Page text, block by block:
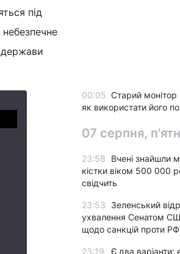
під
00:05 Старий
як використати його
07 серпня,
23:58
Вчені знайшли
кістки віком 500 000
свідчить
23:53
Зеленський
ухвалення Сенатом
щодо санкцій проти РФ
23:19
Є два варіанти: